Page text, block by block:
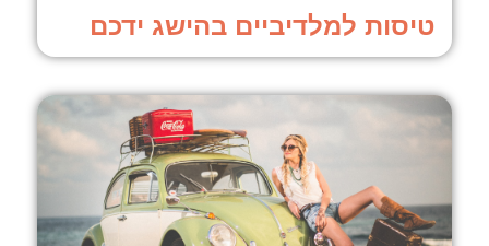
טיסות למלדיביים בהישג ידכם